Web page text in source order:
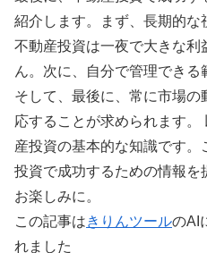
紹介します。まず、長期的な
不動産投資は一夜で大きな
ん。次に、自分で管理できる
そして、最後に、常に市場
応することが求められます
産投資の基本的な知識です
投資で成功するための情報
お楽しみに。
この記事はきりんツールのAI
れました